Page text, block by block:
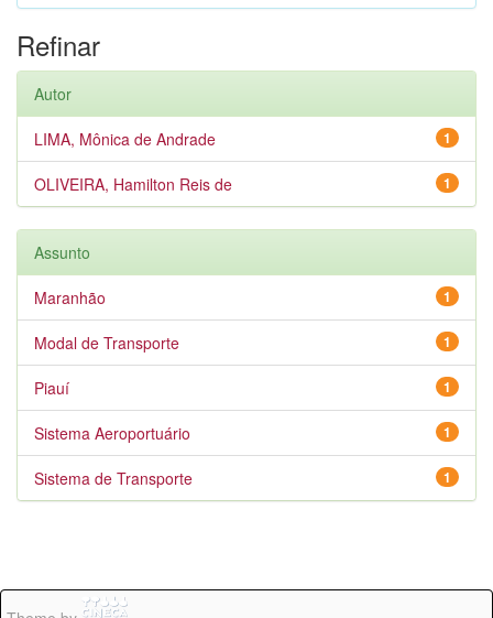
Refinar
Autor
1
LIMA, Mônica de Andrade
1
OLIVEIRA, Hamilton Reis de
Assunto
1
Maranhão
1
Modal de Transporte
1
Piauí
1
Sistema Aeroportuário
1
Sistema de Transporte